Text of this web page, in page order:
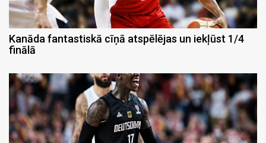
Kanāda fantastiskā cīņā atspēlējas un iekļūst 1/4
finālā